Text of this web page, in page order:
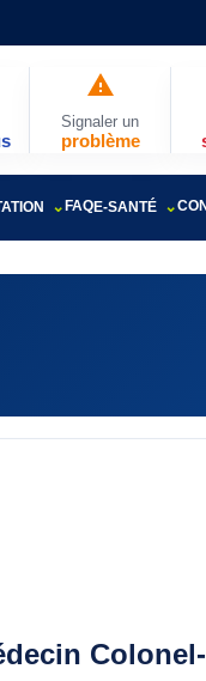
Signaler un
problème
FAQE-SANTÉ